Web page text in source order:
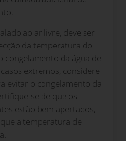
ao ar livre, deve ser
da temperatura do
congelamento da água de
extremos, considere
evitar o congelamento da
se de que os
estão bem apertados,
a temperatura de